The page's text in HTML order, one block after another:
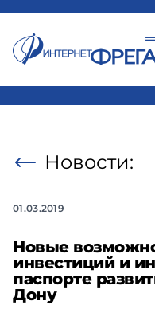
Новости:
01.03.2019
Новые
инвестиций и
паспорте
Дону